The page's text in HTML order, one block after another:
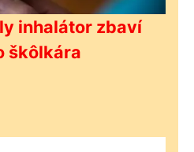
inhalátor zbaví
škôlkára